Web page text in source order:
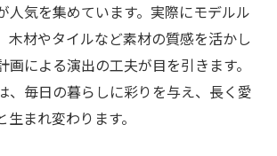
人気を集めています。実際にモデルル
木材やタイルなど素材の質感を活かし
画による演出の工夫が目を引きます。
、毎日の暮らしに彩りを与え、長く愛
まれ変わります。